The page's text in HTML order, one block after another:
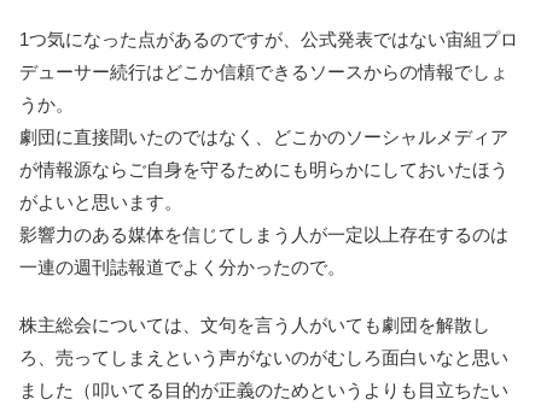
1つ気になった点があるのですが、公式発表ではない宙組プロ
デューサー続行はどこか信頼できるソースからの情報でしょ
うか。
劇団に直接聞いたのではなく、どこかのソーシャルメディア
が情報源ならご自身を守るためにも明らかにしておいたほう
がよいと思います。
影響力のある媒体を信じてしまう人が一定以上存在するのは
一連の週刊誌報道でよく分かったので。
株主総会については、文句を言う人がいても劇団を解散し
ろ、売ってしまえという声がないのがむしろ面白いなと思い
ました（叩いてる目的が正義のためというよりも目立ちたい